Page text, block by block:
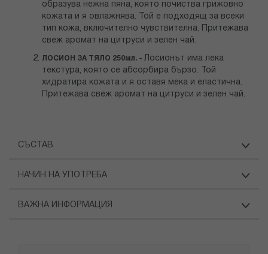
образува нежна пяна, която почиства грижовно
кожата и я овлажнява. Той е подходящ за всеки
тип кожа, включително чувствителна. Притежава
свеж аромат на цитруси и зелен чай.
ЛОСИОН ЗА ТЯЛО 250мл. - Лосионът има лека
текстура, която се абсорбира бързо. Той
хидратира кожата и я оставя мека и еластична.
Притежава свеж аромат на цитруси и зелен чай.
СЪСТАВ
НАЧИН НА УПОТРЕБА
ВАЖНА ИНФОРМАЦИЯ